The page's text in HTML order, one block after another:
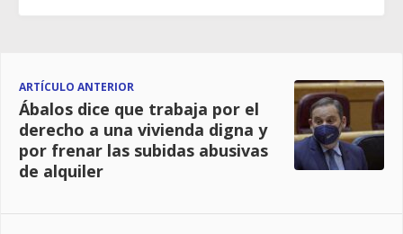
ARTÍCULO ANTERIOR
Ábalos dice que trabaja por el
derecho a una vivienda digna y
por frenar las subidas abusivas
de alquiler